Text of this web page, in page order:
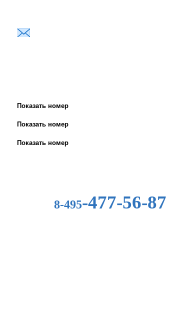
Показать номер
Показать номер
Показать номер
8-495-477-56-87